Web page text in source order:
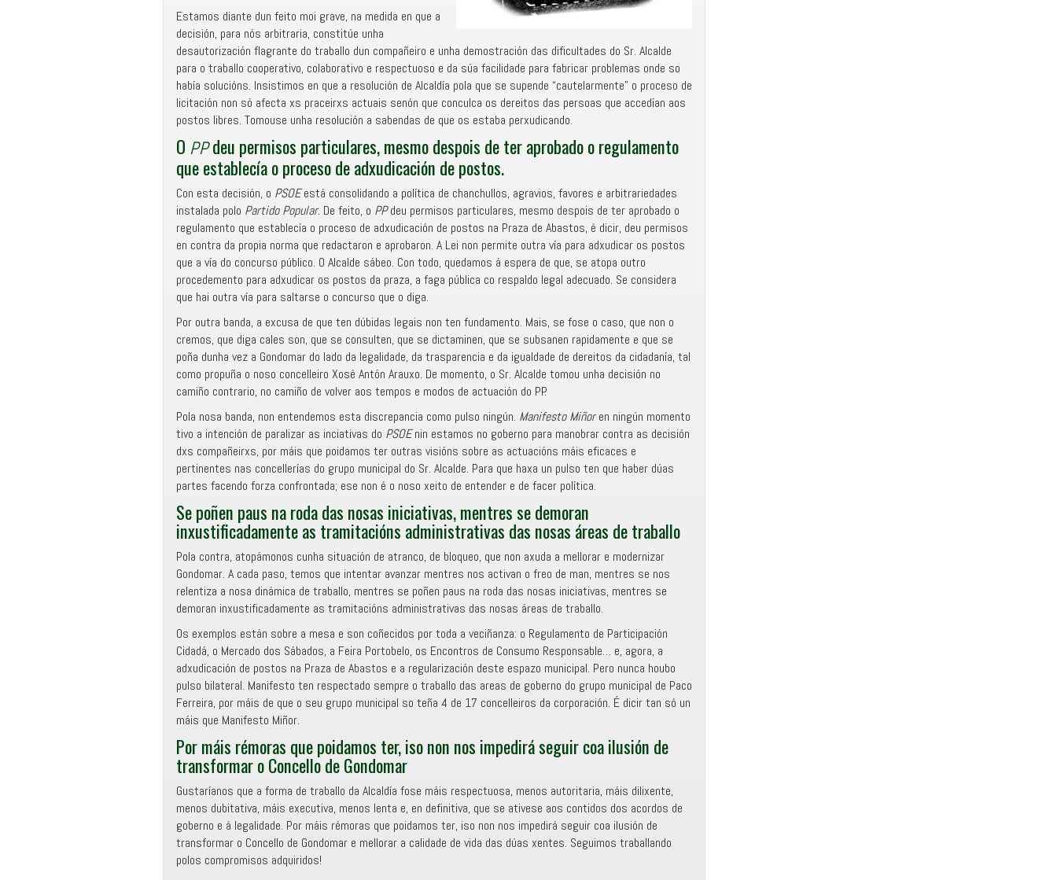
Estamos diante dun feito moi grave, na medida en que a
decisión, para nós arbitraria, constitúe unha
desautorización flagrante do traballo dun compañeiro e unha demostración das dificultades do Sr. Alcalde
para o traballo cooperativo, colaborativo e respectuoso e da súa facilidade para fabricar problemas onde so
había solucións. Insistimos en que a resolución de Alcaldía pola que se supende “cautelarmente” o proceso de
licitación non só afecta xs praceirxs actuais senón que conculca os dereitos das persoas que accedían aos
postos libres. Tomouse unha resolución a sabendas de que os estaba perxudicando.
O PPdeu permisos particulares, mesmo despois de ter aprobado o regulamento
que establecía o proceso de adxudicación de postos.
Con esta decisión, o PSOEestá consolidando a política de chanchullos, agravios, favores e arbitrariedades
instalada polo Partido Popular. De feito, o PPdeu permisos particulares, mesmo despois de ter aprobado o
regulamento que establecía o proceso de adxudicación de postos na Praza de Abastos, é dicir, deu permisos
en contra da propia norma que redactaron e aprobaron. A Lei non permite outra vía para adxudicar os postos
que a vía do concurso público. O Alcalde sábeo. Con todo, quedamos á espera de que, se atopa outro
procedemento para adxudicar os postos da praza, a faga pública co respaldo legal adecuado. Se considera
que hai outra vía para saltarse o concurso que o diga.
Por outra banda, a excusa de que ten dúbidas legais non ten fundamento. Mais, se fose o caso, que non o
cremos, que diga cales son, que se consulten, que se dictaminen, que se subsanen rapidamente e que se
poña dunha vez a Gondomar do lado da legalidade, da trasparencia e da igualdade de dereitos da cidadanía, tal
como propuña o noso concelleiro Xosé Antón Arauxo. De momento, o Sr. Alcalde tomou unha decisión no
camiño contrario, no camiño de volver aos tempos e modos de actuación do PP.
Pola nosa banda, non entendemos esta discrepancia como pulso ningún. Manifesto Miñoren ningún momento
tivo a intención de paralizar as inciativas do PSOEnin estamos no goberno para manobrar contra as decisión
dxs compañeirxs, por máis que poidamos ter outras visións sobre as actuacións máis eficaces e
pertinentes nas concellerías do grupo municipal do Sr. Alcalde. Para que haxa un pulso ten que haber dúas
partes facendo forza confrontada; ese non é o noso xeito de entender e de facer política.
Se poñen paus na roda das nosas iniciativas, mentres se demoran
inxustificadamente as tramitacións administrativas das nosas áreas de traballo
Pola contra, atopámonos cunha situación de atranco, de bloqueo, que non axuda a mellorar e modernizar
Gondomar. A cada paso, temos que intentar avanzar mentres nos activan o freo de man, mentres se nos
relentiza a nosa dinámica de traballo, mentres se poñen paus na roda das nosas iniciativas, mentres se
demoran inxustificadamente as tramitacións administrativas das nosas áreas de traballo.
Os exemplos están sobre a mesa e son coñecidos por toda a veciñanza: o Regulamento de Participación
Cidadá, o Mercado dos Sábados, a Feira Portobelo, os Encontros de Consumo Responsable… e, agora, a
adxudicación de postos na Praza de Abastos e a regularización deste espazo municipal. Pero nunca houbo
pulso bilateral. Manifesto ten respectado sempre o traballo das areas de goberno do grupo municipal de Paco
Ferreira, por máis de que o seu grupo municipal so teña 4 de 17 concelleiros da corporación. É dicir tan só un
máis que Manifesto Miñor.
Por máis rémoras que poidamos ter, iso non nos impedirá seguir coa ilusión de
transformar o Concello de Gondomar
Gustaríanos que a forma de traballo da Alcaldía fose máis respectuosa, menos autoritaria, máis dilixente,
menos dubitativa, máis executiva, menos lenta e, en definitiva, que se ativese aos contidos dos acordos de
goberno e á legalidade. Por máis rémoras que poidamos ter, iso non nos impedirá seguir coa ilusión de
transformar o Concello de Gondomar e mellorar a calidade de vida das dúas xentes. Seguimos traballando
polos compromisos adquiridos!